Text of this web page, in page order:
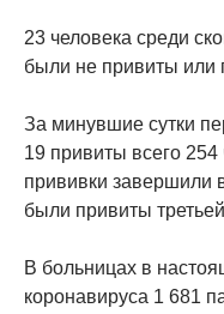
23 человека среди
были не привиты или
За минувшие сутки
19 привиты всего
прививки завершили
были привиты
В больницах в
коронавируса 1 681